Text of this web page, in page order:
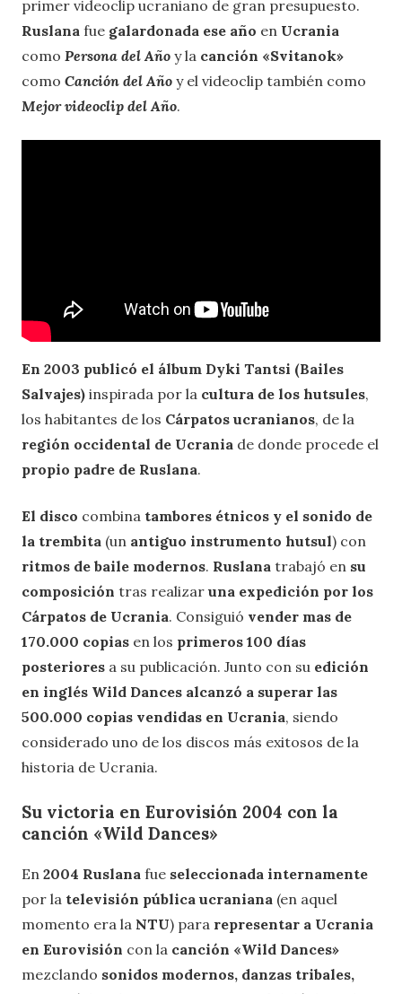
primer videoclip ucraniano de gran presupuesto.
Ruslana fue galardonada ese año en Ucrania
como Persona del Año y la canción «Svitanok»
como Canción del Año y el videoclip también como
Mejor videoclip del Año.
En 2003 publicó el álbum Dyki Tantsi (Bailes
Salvajes) inspirada por la cultura de los hutsules,
los habitantes de los Cárpatos ucranianos, de la
región occidental de Ucrania de donde procede el
propio padre de Ruslana.
El disco combina tambores étnicos y el sonido de
la trembita (un antiguo instrumento hutsul) con
ritmos de baile modernos. Ruslana trabajó en su
composición tras realizar una expedición por los
Cárpatos de Ucrania. Consiguió vender mas de
170.000 copias en los primeros 100 días
posteriores a su publicación. Junto con su edición
en inglés Wild Dances alcanzó a superar las
500.000 copias vendidas en Ucrania, siendo
considerado uno de los discos más exitosos de la
historia de Ucrania.
Su victoria en Eurovisión 2004 con la
canción «Wild Dances»
En 2004 Ruslana fue seleccionada internamente
por la televisión pública ucraniana (en aquel
momento era la NTU) para representar a Ucrania
en Eurovisión con la canción «Wild Dances»
mezclando sonidos modernos, danzas tribales,